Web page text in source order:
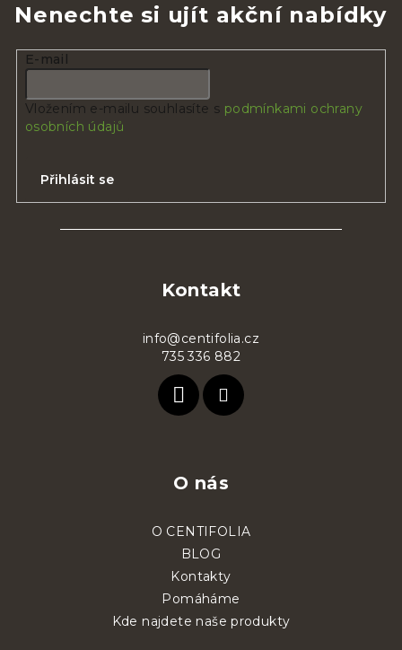
Nenechte si ujít akční nabídky
E-mail
Vložením e-mailu souhlasíte s podmínkami ochrany
osobních údajů
Přihlásit se
Kontakt
info@centifolia.cz
735 336 882
O nás
O CENTIFOLIA
BLOG
Kontakty
Pomáháme
Kde najdete naše produkty